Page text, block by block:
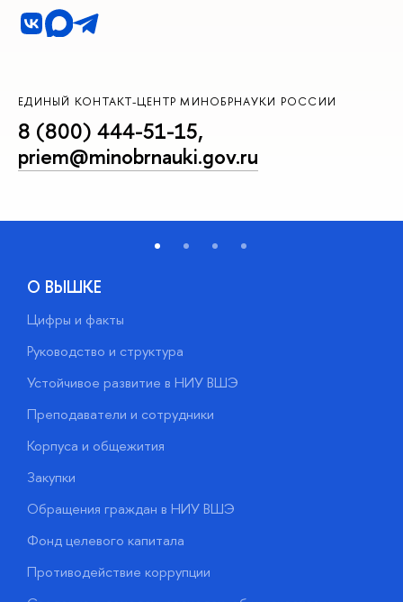
ЕДИНЫЙ КОНТАКТ-ЦЕНТР МИНОБРНАУКИ РОССИИ
8 (800) 444-51-15,
priem@minobrnauki.gov.ru
О ВЫШКЕ
Цифры и факты
Руководство и структура
Устойчивое развитие в НИУ ВШЭ
Преподаватели и сотрудники
Корпуса и общежития
Закупки
Обращения граждан в НИУ ВШЭ
Фонд целевого капитала
Противодействие коррупции